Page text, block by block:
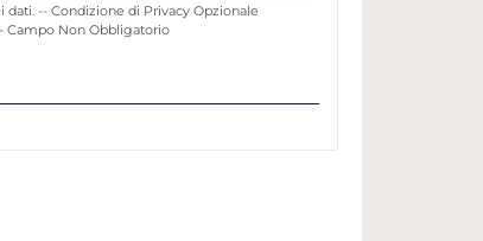
-- Condizione di Privacy Opzionale
Campo Non Obbligatorio